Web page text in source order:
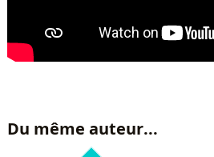
Du même auteur...